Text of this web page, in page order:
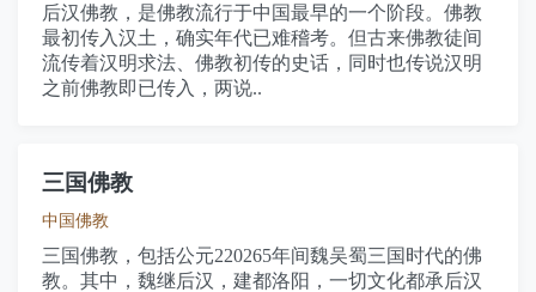
后汉佛教，是佛教流行于中国最早的一个阶段。佛教
最初传入汉土，确实年代已难稽考。但古来佛教徒间
流传着汉明求法、佛教初传的史话，同时也传说汉明
之前佛教即已传入，两说..
三国佛教
中国佛教
三国佛教，包括公元220265年间魏吴蜀三国时代的佛
教。其中，魏继后汉，建都洛阳，一切文化都承后汉